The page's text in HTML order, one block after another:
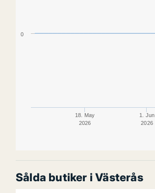
18. May
2026
1. Jun
2026
0
Sålda butiker i Västerås